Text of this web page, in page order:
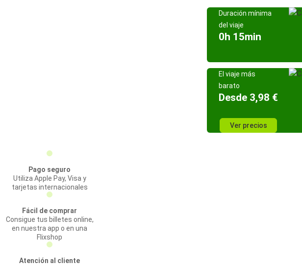
Duración mínima
del viaje
0h 15min
El viaje más
barato
Desde 3,98 €
Ver precios
Pago seguro
Utiliza Apple Pay, Visa y
tarjetas internacionales
Fácil de comprar
Consigue tus billetes online,
en nuestra app o en una
Flixshop
Atención al cliente